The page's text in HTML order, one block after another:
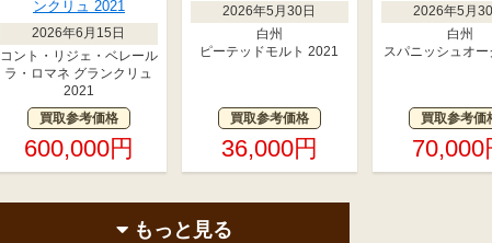
2026年6月15日
コント・リジェ・ベレール
ラ・ロマネ グランクリュ
2021
買取参考価格
600,000円
2026年5月30日
白州
ピーテッドモルト 2021
買取参考価格
36,000円
2026年5月
白州
スパニッシュオ
買取参考価
70,000
もっと見る